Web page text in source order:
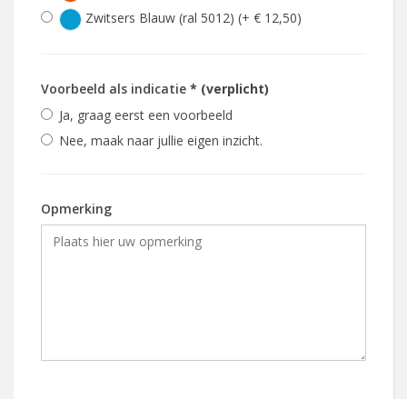
Zwitsers Blauw (ral 5012) (+ € 12,50)
Voorbeeld als indicatie * (verplicht)
Ja, graag eerst een voorbeeld
Nee, maak naar jullie eigen inzicht.
Opmerking